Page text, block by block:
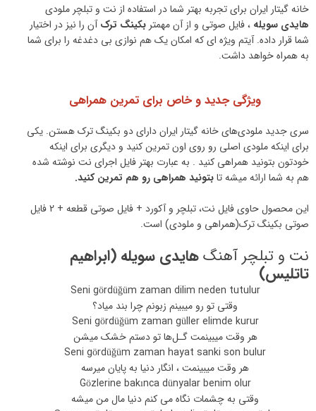
خانه گیتار ایران برای تجربه بهتر شما در استفاده از نت و تبلچر ملودی
هایدی سویله ، فایل صوتی و از آن مهمتر بکینگ ترکآن را نیز در اختیار
شما قرار داده. آیتم ویژه ای که امکان یک هم نوازی بی دغدغه را برای شما
به همراه خواهد داشت.
ویژگی جدید و خاص برای تمرین همراهی
سری جدید ملودی‌های خانه گیتار ایران دارای دو بکینگ ترک هستن. یکی
برای اینکه ملودی اصلی رو روی اون تمرین کنید و دیگری برای اینکه
خودتون بتونید همراهی کنید . به عبارت بهتر فایل اجرای نت نوشته شده
هم به شما ارائه میشه تابتونید همراهی رو هم تمرین کنید.
این محصول حاوی فایل نت، تبلچر و آکورد + فایل صوتی قطعه + 2 فایل
صوتی بکینگ ترک(همراهی و ملودی) است.
نت و تبلچر آهنگهایدی سویله (ابراهیم
تاتلیس)
Seni gördüğüm zaman dilim neden tutulur
وقتی تو رو میبینم زبونم چرا بند میاد؟
Seni gördüğüm zaman güller elimde kurur
هر وقت میبینمت گـل‌ها تو دستم خشک میشن
Seni gördüğüm zaman hayat sanki son bulur
هر وقت میبینمت ، انگار دنیا به پایان میرسه
Gözlerine bakınca dünyalar benim olur
وقتی به چشمات نگاه می کنم دنیا مال من میشه